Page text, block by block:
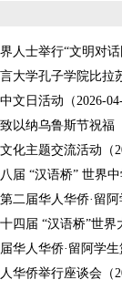
人士举行“文明对话
大学孔子学院比拉
文日活动（2026-04-
以纳乌鲁斯节祝福（
化主题交流活动（
届 “汉语桥” 世界
二届华人华侨·留阿
四届 “汉语桥”世界
华人华侨·留阿学生
华侨举行座谈会（